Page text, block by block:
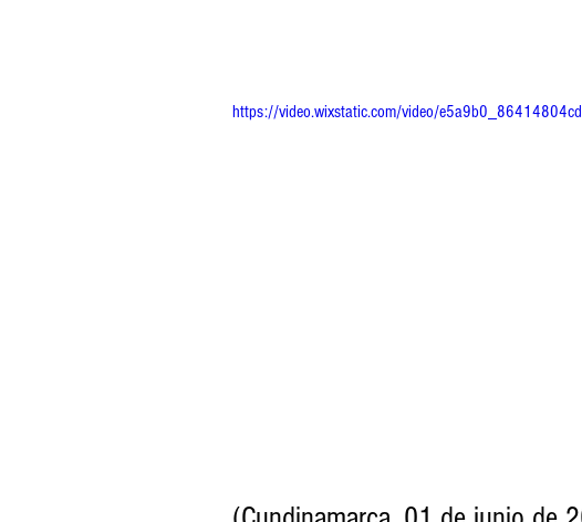
https://video.wixstatic.com/video/